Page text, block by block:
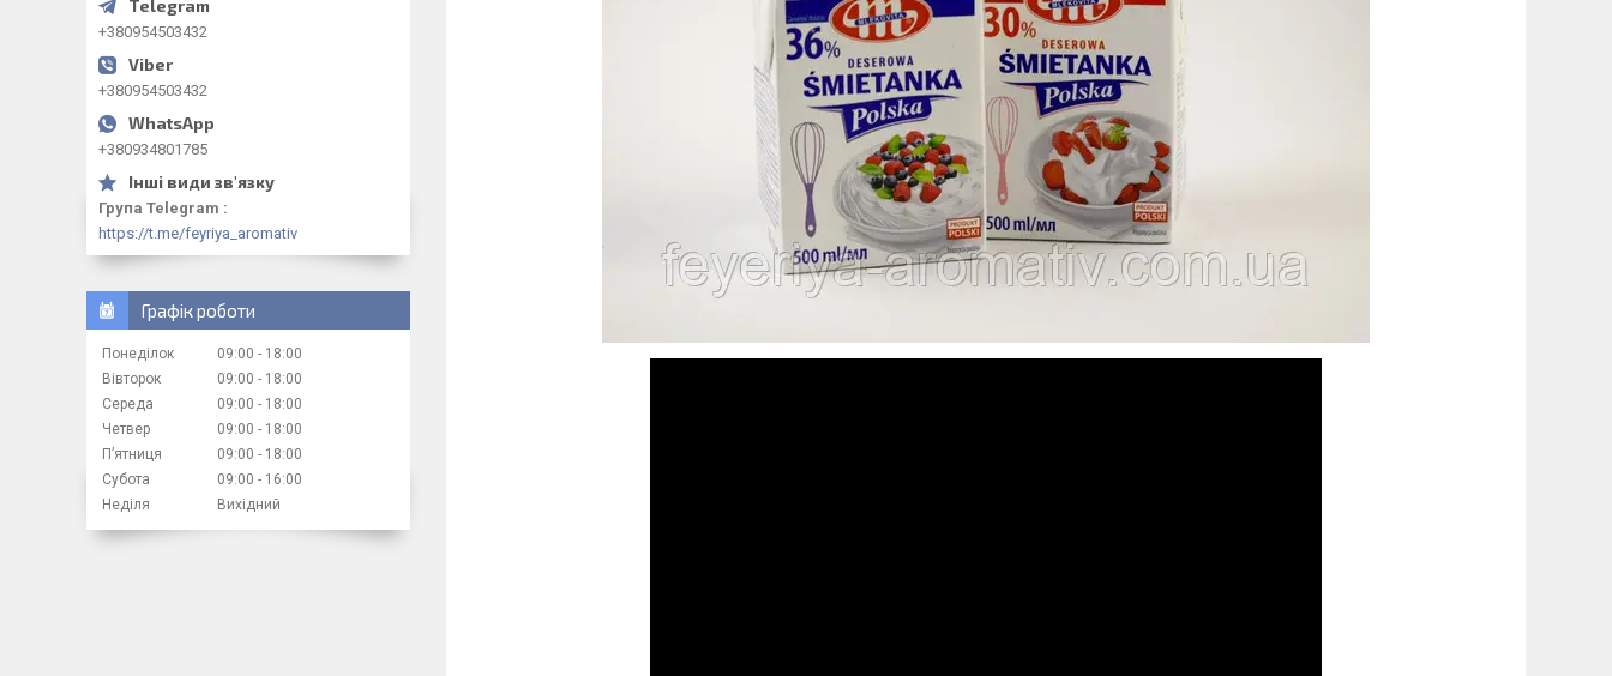
+380954503432
+380954503432
+380934801785
Група Telegram
https://t.me/feyriya_aromativ
Графік роботи
Понеділок 09:00
18:00
Вівторок
09:00
18:00
Середа
09:00
18:00
Четвер
09:00
18:00
Пʼятниця
09:00
18:00
Субота
09:00
16:00
Неділя
Вихідний